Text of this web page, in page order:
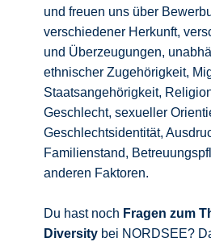
und freuen uns über
verschiedener Herkunft,
und Überzeugungen,
ethnischer Zugehörigkeit,
Staatsangehörigkeit,
Geschlecht, sexueller
Geschlechtsidentität,
Familienstand,
anderen Faktoren.
Du hast noch Fragen zum
Diversity bei NORDSEE?